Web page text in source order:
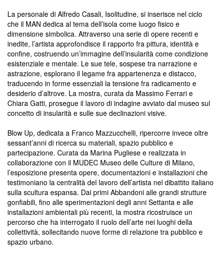
La personale di Alfredo Casali, Isolitudine, si inserisce nel ciclo
che il MAN dedica al tema dell’isola come luogo fisico e
dimensione simbolica. Attraverso una serie di opere recenti e
inedite, l’artista approfondisce il rapporto fra pittura, identità e
confine, costruendo un’immagine dell’insularità come condizione
esistenziale e mentale. Le sue tele, sospese tra narrazione e
astrazione, esplorano il legame fra appartenenza e distacco,
traducendo in forme essenziali la tensione fra radicamento e
desiderio d’altrove. La mostra, curata da Massimo Ferrari e
Chiara Gatti, prosegue il lavoro di indagine avviato dal museo sul
concetto di insularità e sulle sue declinazioni visive.
Blow Up, dedicata a Franco Mazzucchelli, ripercorre invece oltre
sessant’anni di ricerca su materiali, spazio pubblico e
partecipazione. Curata da Marina Pugliese e realizzata in
collaborazione con il MUDEC Museo delle Culture di Milano,
l’esposizione presenta opere, documentazioni e installazioni che
testimoniano la centralità del lavoro dell’artista nel dibattito italiano
sulla scultura espansa. Dai primi Abbandoni alle grandi strutture
gonfiabili, fino alle sperimentazioni degli anni Settanta e alle
installazioni ambientali più recenti, la mostra ricostruisce un
percorso che ha interrogato il ruolo dell’arte nei luoghi della
collettività, sollecitando nuove forme di relazione tra pubblico e
spazio urbano.